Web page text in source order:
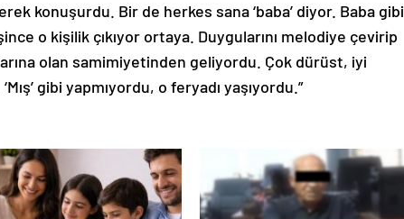
konuşurdu. Bir de herkes sana ‘baba’ diyor. Baba gibi
o kişilik çıkıyor ortaya. Duygularını melodiye çevirip
olan samimiyetinden geliyordu. Çok dürüst, iyi
gibi yapmıyordu, o feryadı yaşıyordu.”